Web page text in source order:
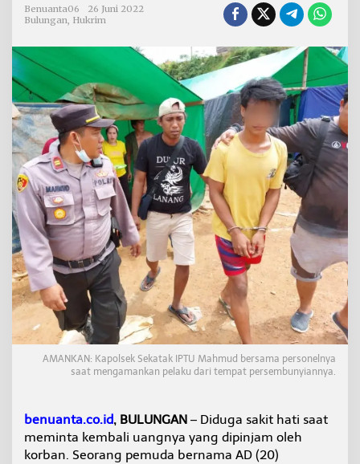
n
T
D
i
g
u
b
r
s
,
P
e
k
u
T
i
a
m
m
a
n
Benuanta06
26 Juni 2022
Bulungan Hukrim
AMANKAN: Kapolsek Sekatak IPTU Mahmud bersama personelnya
saat mengamankan pelaku dari tempat persembunyiannya.
benuanta.co.id, BULUNGAN – Diduga sakit hati saat
meminta kembali uangnya yang dipinjam oleh
korban. Seorang pemuda bernama AD (20)